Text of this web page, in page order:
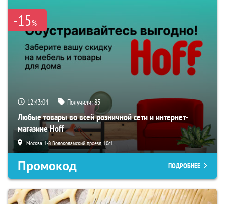
-15%
12:43:03 Получили:83
Любые товары во всей розничной сети и интернет-
магазине Hoff
Москва, 1-й Волоколамский проезд, 10с1
Промокод ПОДРОБНЕЕ